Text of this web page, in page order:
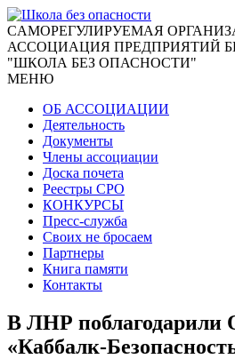
CАМОРЕГУЛИРУЕМАЯ
АССОЦИАЦИЯ ПРЕДПРИЯТИЙ
"ШКОЛА БЕЗ ОПАСНОСТИ"
МЕНЮ
ОБ АССОЦИАЦИИ
Деятельность
Документы
Члены ассоциации
Доска почета
Реестры СРО
КОНКУРСЫ
Пресс-служба
Своих не бросаем
Партнеры
Книга памяти
Контакты
В ЛНР
«Каббалк-